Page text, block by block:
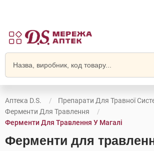
Аптека D.S.
Препарати Для Травної
Ферменти Для Травлення
Ферменти Для Травлення У Магалі
Ферменти для